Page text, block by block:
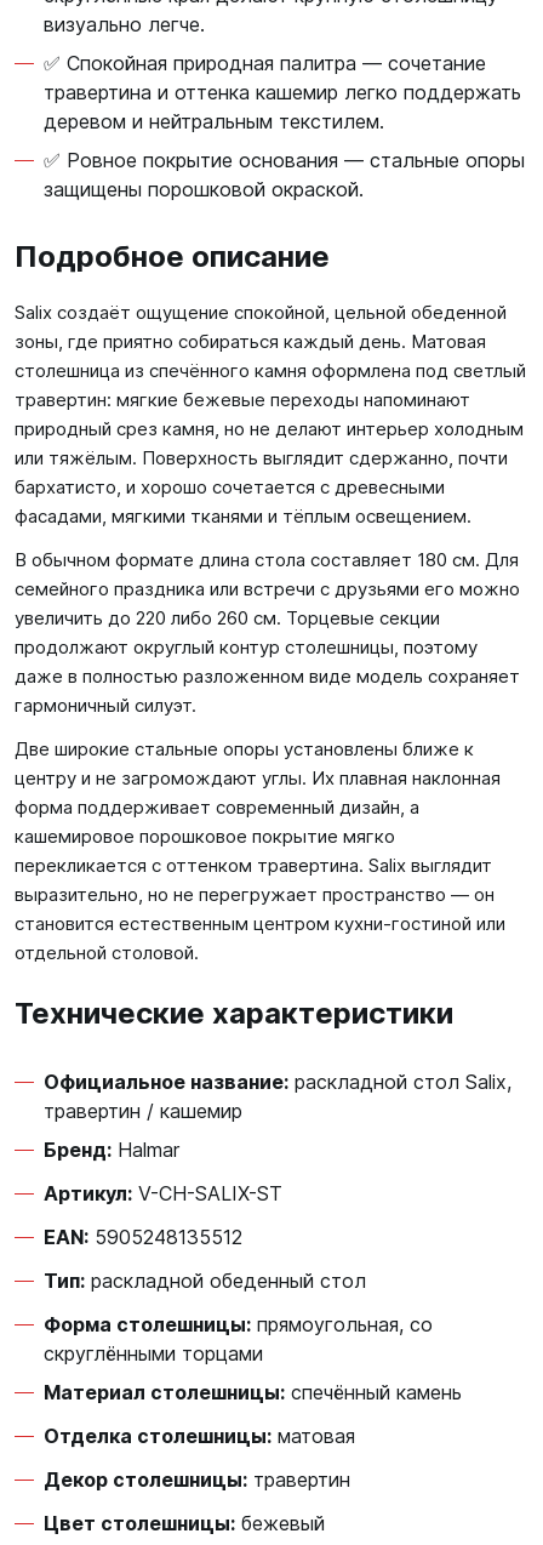
визуально легче.
✅ Спокойная природная палитра — сочетание
травертина и оттенка кашемир легко поддержать
деревом и нейтральным текстилем.
✅ Ровное покрытие основания — стальные опоры
защищены порошковой окраской.
Подробное описание
Salix создаёт ощущение спокойной, цельной обеденной
зоны, где приятно собираться каждый день. Матовая
столешница из спечённого камня оформлена под светлый
травертин: мягкие бежевые переходы напоминают
природный срез камня, но не делают интерьер холодным
или тяжёлым. Поверхность выглядит сдержанно, почти
бархатисто, и хорошо сочетается с древесными
фасадами, мягкими тканями и тёплым освещением.
В обычном формате длина стола составляет 180 см. Для
семейного праздника или встречи с друзьями его можно
увеличить до 220 либо 260 см. Торцевые секции
продолжают округлый контур столешницы, поэтому
даже в полностью разложенном виде модель сохраняет
гармоничный силуэт.
Две широкие стальные опоры установлены ближе к
центру и не загромождают углы. Их плавная наклонная
форма поддерживает современный дизайн, а
кашемировое порошковое покрытие мягко
перекликается с оттенком травертина. Salix выглядит
выразительно, но не перегружает пространство — он
становится естественным центром кухни-гостиной или
отдельной столовой.
Технические характеристики
Официальное название: раскладной стол Salix,
травертин / кашемир
Бренд: Halmar
Артикул: V-CH-SALIX-ST
EAN: 5905248135512
Тип: раскладной обеденный стол
Форма столешницы: прямоугольная, со
скруглёнными торцами
Материал столешницы: спечённый камень
Отделка столешницы: матовая
Декор столешницы: травертин
Цвет столешницы: бежевый